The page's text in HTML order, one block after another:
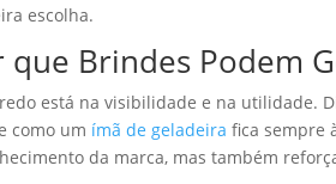
escolha.
que Brindes Podem
está na visibilidade e na utilidade.
como um ímã de geladeira fica sempre
da marca, mas também